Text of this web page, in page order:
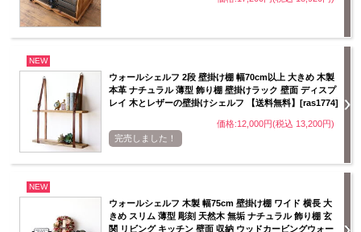
NEW
ウォールシェルフ 2段 壁掛け棚 幅70cm以上 大きめ 木製
本革 ナチュラル 薄型 飾り棚 壁掛けラック 壁面 ディスプ
レイ 木とレザーの壁掛けシェルフ 【送料無料】[ras1774]
価格:12,000円(税込 13,200円)
完売しました！
NEW
ウォールシェルフ 木製 幅75cm 壁掛け棚 ワイド 横長 大
きめ スリム 薄型 彫刻 天然木 無垢 ナチュラル 飾り棚 玄
関 リビング キッチン 壁面 収納 ウッドカービングウォー